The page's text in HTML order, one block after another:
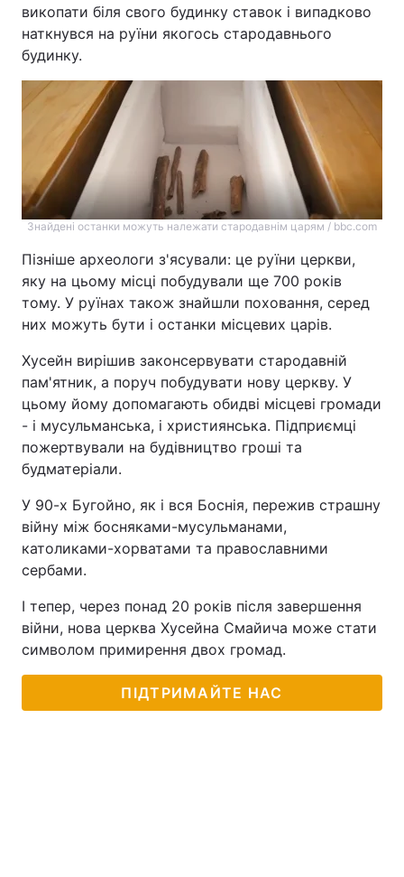
викопати біля свого будинку ставок і випадково
наткнувся на руїни якогось стародавнього
будинку.
Знайдені останки можуть належати стародавнім царям / bbc.com
Пізніше археологи з'ясували: це руїни церкви,
яку на цьому місці побудували ще 700 років
тому. У руїнах також знайшли поховання, серед
них можуть бути і останки місцевих царів.
Хусейн вирішив законсервувати стародавній
пам'ятник, а поруч побудувати нову церкву. У
цьому йому допомагають обидві місцеві громади
- і мусульманська, і християнська. Підприємці
пожертвували на будівництво гроші та
будматеріали.
У 90-х Бугойно, як і вся Боснія, пережив страшну
війну між босняками-мусульманами,
католиками-хорватами та православними
сербами.
І тепер, через понад 20 років після завершення
війни, нова церква Хусейна Смайича може стати
символом примирення двох громад.
ПІДТРИМАЙТЕ НАС